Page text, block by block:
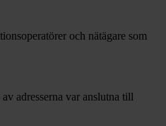
och nätägare som
av adresserna var anslutna till